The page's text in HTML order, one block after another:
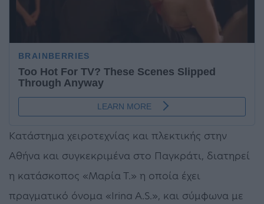
Kατάστημα χειροτεχνίας και πλεκτικής στην
Αθήνα και συγκεκριμένα στο Παγκράτι, διατηρεί
η κατάσκοπος «Μαρία Τ.» η οποία έχει
πραγματικό όνομα «Irina A.S.», και σύμφωνα με